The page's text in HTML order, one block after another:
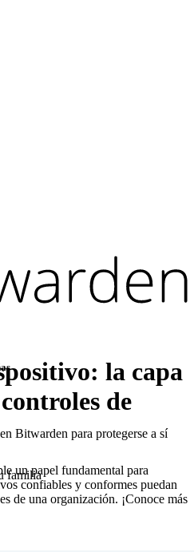
Bitwarden para protegerse a sí
familia
la capa
de
un papel fundamental para
confiables y conformes puedan
de una organización. ¡Conoce más